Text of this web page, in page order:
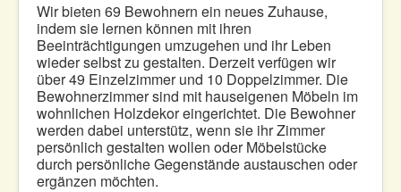
Wir bieten 69 Bewohnern ein neues Zuhause,
indem sie lernen können mit ihren
Beeinträchtigungen umzugehen und ihr Leben
wieder selbst zu gestalten. Derzeit verfügen wir
über 49 Einzelzimmer und 10 Doppelzimmer. Die
Bewohnerzimmer sind mit hauseigenen Möbeln im
wohnlichen Holzdekor eingerichtet. Die Bewohner
werden dabei unterstütz, wenn sie ihr Zimmer
persönlich gestalten wollen oder Möbelstücke
durch persönliche Gegenstände austauschen oder
ergänzen möchten.